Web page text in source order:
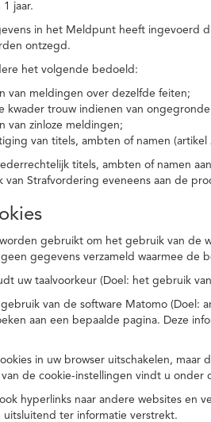
jaar.
in het Meldpunt heeft ingevoerd
ontzegd.
het volgende bedoeld:
van meldingen over dezelfde feiten;
kwader trouw indienen van
van zinloze meldingen;
van titels, ambten of namen (artikel
titels, ambten of namen
van Strafvordering eveneens aan de
gebruikt om het gebruik van de
gegevens verzameld waarmee de
uw taalvoorkeur (Doel: het gebruik
van de software Matomo (Doel:
aan een bepaalde pagina. Deze
in uw browser uitschakelen,
de cookie-instellingen vindt u onder
hyperlinks naar andere websites en
uitsluitend ter informatie verstrekt.